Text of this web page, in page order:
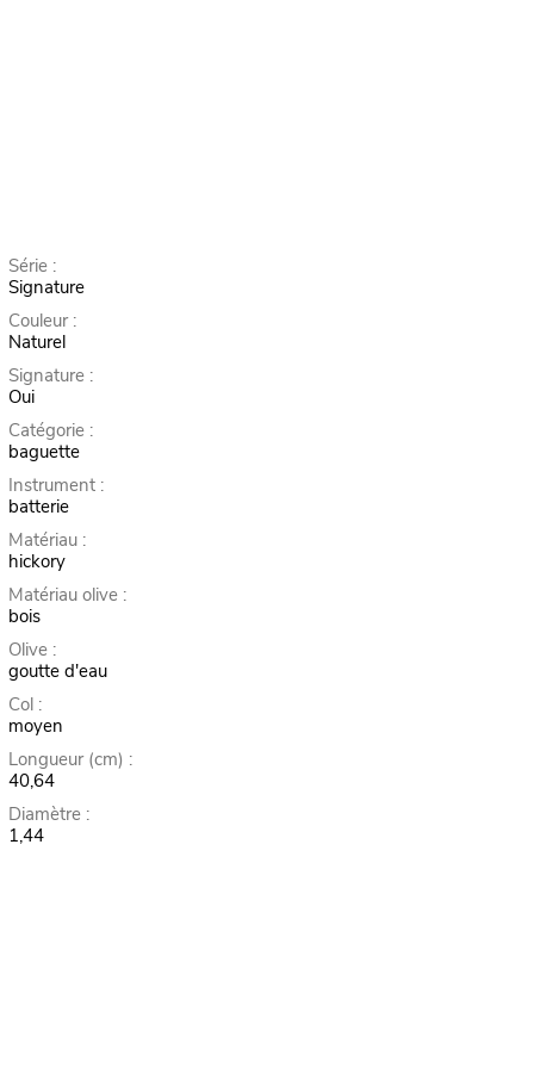
Série :
Signature
Couleur :
Naturel
Signature :
Oui
Catégorie :
baguette
Instrument :
batterie
Matériau :
hickory
Matériau olive :
bois
Olive :
goutte d'eau
Col :
moyen
Longueur (cm) :
40,64
Diamètre :
1,44